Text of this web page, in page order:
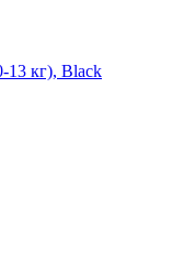
13 кг), Black